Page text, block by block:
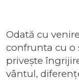
Odată cu
confrunta cu o
privește
vântul,